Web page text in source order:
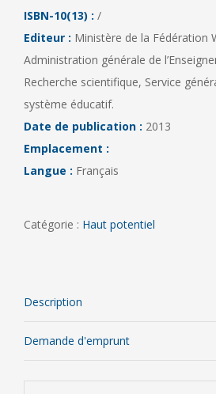
ISBN-10(13) : /
Editeur : Ministère de la Fédération
Administration générale de
Recherche scientifique, Service
système éducatif.
Date de publication : 2013
Emplacement :
Langue : Français
Catégorie : Haut potentiel
Description
Demande d'emprunt